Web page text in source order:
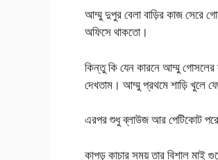
আম্মু দুপুর বেলা বাড়ির কাজ
অফিসে থাকতো।
কিন্তু কি যেন কারনে আম্মু গোসলের
দেখতাম। আম্মু প্রথমে শাড়ি খুলে
এরপর শুধু ব্লাউজ আর পেটিকোট পরে
কাপড় কাচার সময় তার বিশাল